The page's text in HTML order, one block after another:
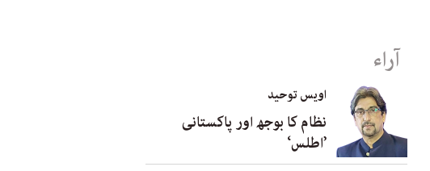
آراء
اویس توحید
نظام کا بوجھ اور پاکستانی
’اطلس‘